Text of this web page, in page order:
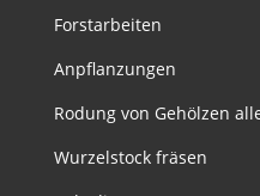
Forstarbeiten
Anpflanzungen
Rodung von Gehölzen
Wurzelstock fräsen